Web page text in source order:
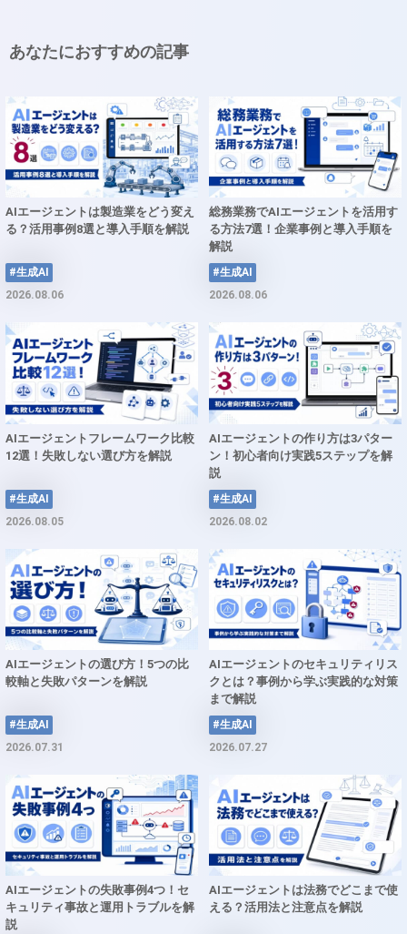
あなたにおすすめの記事
AIエージェントは製造業をどう変え
る？活用事例8選と導入手順を解説
#生成AI
2026.08.06
総務業務でAIエージェントを活用す
る方法7選！企業事例と導入手順を
解説
#生成AI
2026.08.06
AIエージェントフレームワーク比較
12選！失敗しない選び方を解説
#生成AI
2026.08.05
AIエージェントの作り方は3パター
ン！初心者向け実践5ステップを解
説
#生成AI
2026.08.02
AIエージェントの選び方！5つの比
較軸と失敗パターンを解説
#生成AI
2026.07.31
AIエージェントのセキュリティリス
クとは？事例から学ぶ実践的な対策
まで解説
#生成AI
2026.07.27
AIエージェントの失敗事例4つ！セ
キュリティ事故と運用トラブルを解
説
AIエージェントは法務でどこまで使
える？活用法と注意点を解説